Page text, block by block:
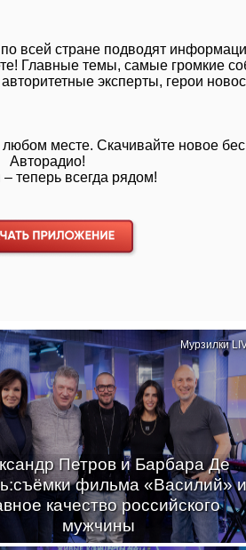
всей стране подводят
Главные темы, самые громкие
эксперты, герои
месте. Скачивайте новое
Авторадио!
– теперь всегда рядом!
Петров и Барбара Де
фильма «Василий» и
качество российского
мужчины
Мурзилки